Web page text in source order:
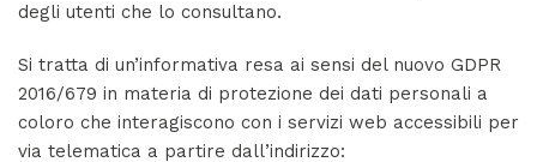
degli utenti che lo consultano.
Si tratta di un’informativa resa ai sensi del nuovo GDPR
2016/679 in materia di protezione dei dati personali a
coloro che interagiscono con i servizi web accessibili per
via telematica a partire dall’indirizzo: